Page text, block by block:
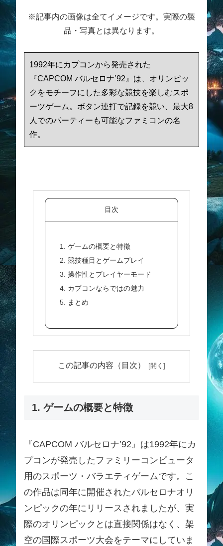
※記事内の画像は全てイメージです。実際の製
品・写真とは異なります。
1992年にカプコンから発売された
『CAPCOM バルセロナ’92』は、オリンピッ
クをモチーフにした多彩な競技を楽しむスポ
ーツゲーム。ボタン連打で記録を競い、最大8
人でのパーティーも可能なファミコンの名
作。
目次
1. ゲームの概要と特徴
2. 競技種目とゲームプレイ
3. 操作性とプレイヤーモード
4. カプコンならではの魅力
5. まとめ
この記事の内容（目次）
1. ゲームの概要と特徴
『CAPCOM バルセロナ’92』は1992年にカ
プコンが発売したファミリーコンピュータ
用のスポーツ・バラエティゲームです。こ
の作品は同年に開催されたバルセロナオリ
ンピックの年にリリースされましたが、実
際のオリンピックとは直接関係はなく、架
空の国際スポーツ大会をテーマにしていま